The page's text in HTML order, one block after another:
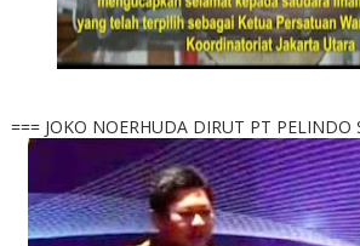
=== JOKO NOERHUDA DIRUT PT PELINDO